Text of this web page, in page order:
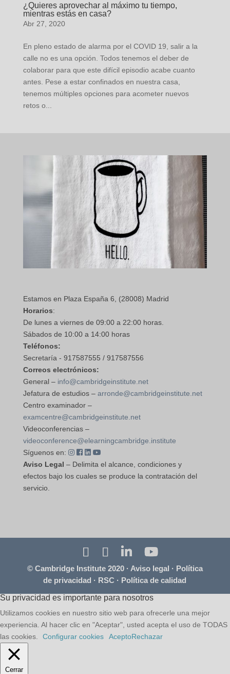
¿Quieres aprovechar al máximo tu tiempo,
mientras estás en casa?
Abr 27, 2020
En pleno estado de alarma por el COVID 19, salir a la
calle no es una opción. Todos tenemos el deber de
colaborar para que este difícil episodio acabe cuanto
antes. Pese a estar confinados en nuestra casa,
tenemos múltiples opciones para acometer nuevos
retos o...
Estamos en Plaza España 6, (28008) Madrid
Horarios:
De lunes a viernes de 09:00 a 22:00 horas.
Sábados de 10:00 a 14:00 horas
Teléfonos:
Secretaría - 917587555 / 917587556
Correos electrónicos:
General – info@cambridgeinstitute.net
Jefatura de estudios – arronde@cambridgeinstitute.net
Centro examinador –
examcentre@cambridgeinstitute.net
Videoconferencias –
videoconference@elearningcambridge.institute
Síguenos en:
Aviso Legal – Delimita el alcance, condiciones y
efectos bajo los cuales se produce la contratación del
servicio.
© Cambridge Institute 2020 · Aviso legal · Política
de privacidad · RSC · Política de calidad
Su privacidad es importante para nosotros
Utilizamos cookies en nuestro sitio web para ofrecerle una mejor
experiencia. Al hacer clic en "Aceptar", usted acepta el uso de TODAS
las cookies.
Configurar cookies AceptoRechazar
Cerrar